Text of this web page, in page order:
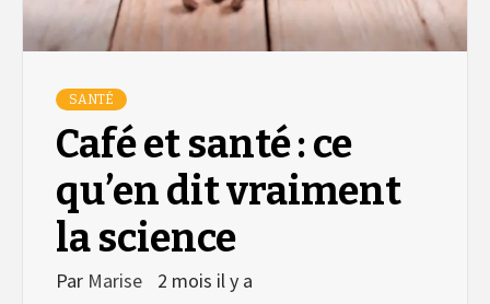
SANTÉ
Café et santé : ce
qu’en dit vraiment
la science
Par Marise 2 mois il y a